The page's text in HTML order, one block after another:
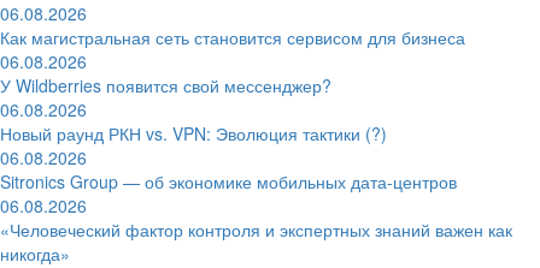
06.08.2026
Как магистральная сеть становится сервисом для бизнеса
06.08.2026
У Wildberries появится свой мессенджер?
06.08.2026
Новый раунд РКН vs. VPN: Эволюция тактики (?)
06.08.2026
Sitronics Group — об экономике мобильных дата-центров
06.08.2026
«Человеческий фактор контроля и экспертных знаний важен как
никогда»